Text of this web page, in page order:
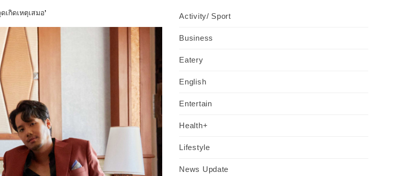
เกิดเหตุเสมอ’ Activity/ Sport
Business
Eatery
English
Entertain
Health+
Lifestyle
News Update